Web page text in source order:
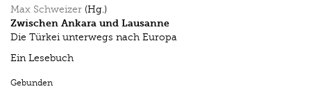
Max Schweizer (Hg.)
Zwischen Ankara und Lausanne
Die Türkei unterwegs nach Europa
Ein Lesebuch
Gebunden